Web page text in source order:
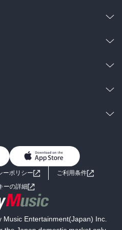
男子向けラノベ
小説
海外小説
お問い合わせ
ーポリシー
ご利用条件
ーの詳細
Entertainment(Japan) Inc.